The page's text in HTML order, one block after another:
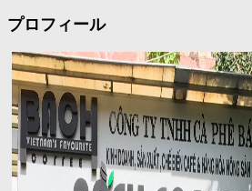
プロフィール